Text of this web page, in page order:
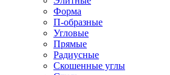
Форма
П-образные
Угловые
Прямые
Радиусные
Скошенные углы